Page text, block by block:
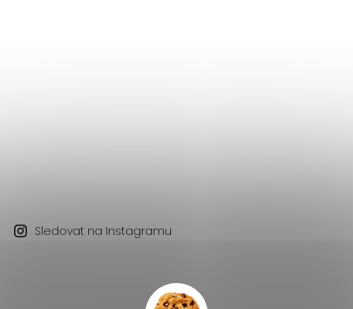
Sledovat na Instagramu